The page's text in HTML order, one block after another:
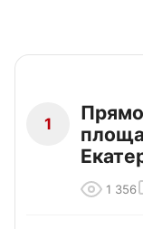
1
1 356